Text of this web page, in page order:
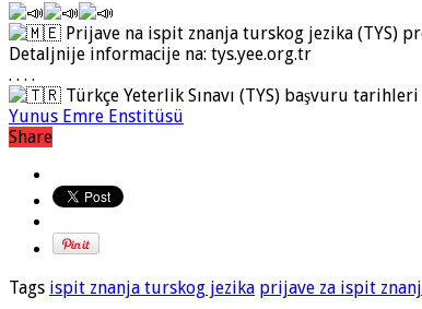
Prijave na ispit znanja turskog jezika (TYS)
Detaljnije informacije na: tys.yee.org.tr
. . . .
Türkçe Yeterlik Sınavı (TYS) başvuru
Yunus Emre Enstitüsü
Share
Tags ispit znanja turskog jezika prijave za ispit